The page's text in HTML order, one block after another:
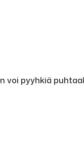
voi pyyhkiä